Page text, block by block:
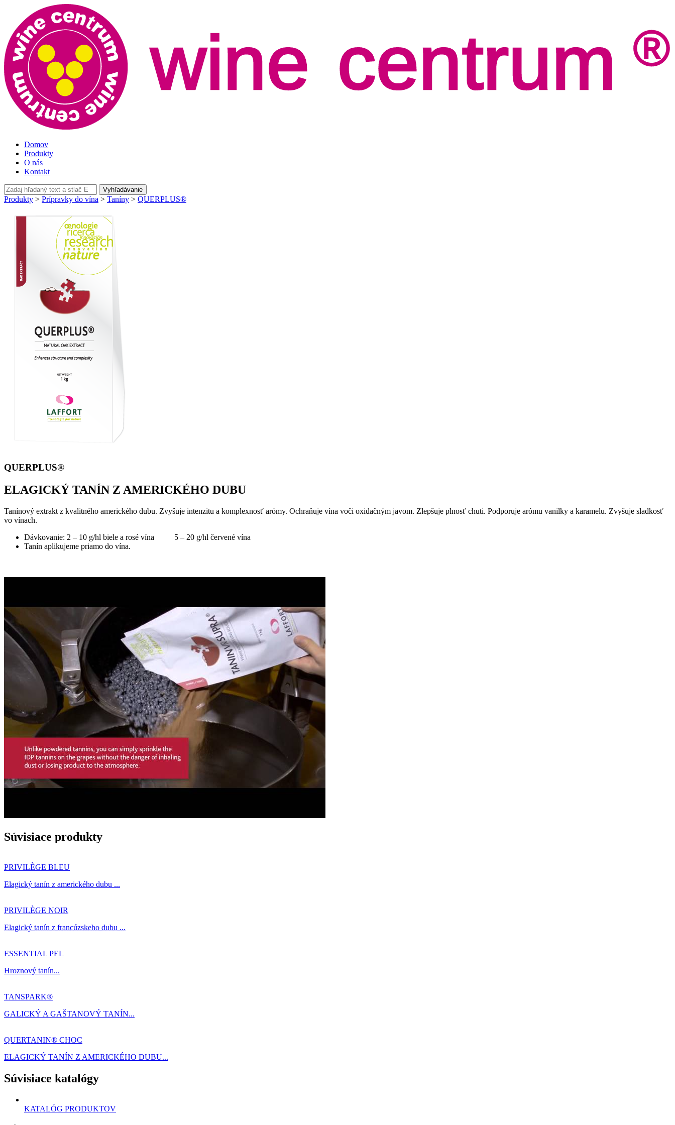
wine centrum ®
t
t
Domov
Produkty
O nás
Kontakt
Vyhľadávanie
Produkty > Prípravky do vína > Taníny > QUERPLUS®
QUERPLUS®
ELAGICKÝ TANÍN Z AMERICKÉHO DUBU
Tanínový extrakt z kvalitného amerického dubu. Zvyšuje intenzitu a komplexnosť arómy. Ochraňuje vína voči oxidačným javom. Zlepšuje plnosť chuti. Podporuje arómu vanilky a karamelu. Zvyšuje sladkosť
vo vínach.
Dávkovanie: 2 – 10 g/hl biele a rosé vína 5 – 20 g/hl červené vína
Tanín aplikujeme priamo do vína.
Súvisiace produkty
PRIVILÈGE BLEU
Elagický tanín z amerického dubu ...
PRIVILÈGE NOIR
Elagický tanín z francúzskeho dubu ...
ESSENTIAL PEL
Hroznový tanín...
TANSPARK®
GALICKÝ A GAŠTANOVÝ TANÍN...
QUERTANIN® CHOC
ELAGICKÝ TANÍN Z AMERICKÉHO DUBU...
Súvisiace katalógy
KATALÓG PRODUKTOV